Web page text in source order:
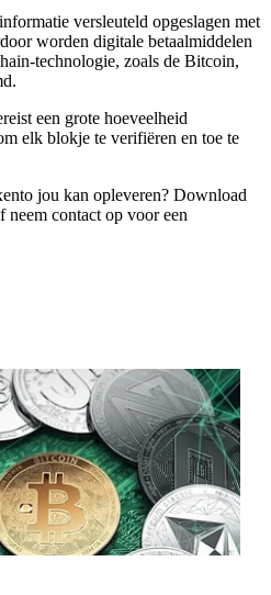
versleuteld opgeslagen met
worden digitale betaalmiddelen
technologie, zoals de Bitcoin,
een grote hoeveelheid
elk blokje te verifiëren en toe te
jou kan opleveren? Download
neem contact op voor een